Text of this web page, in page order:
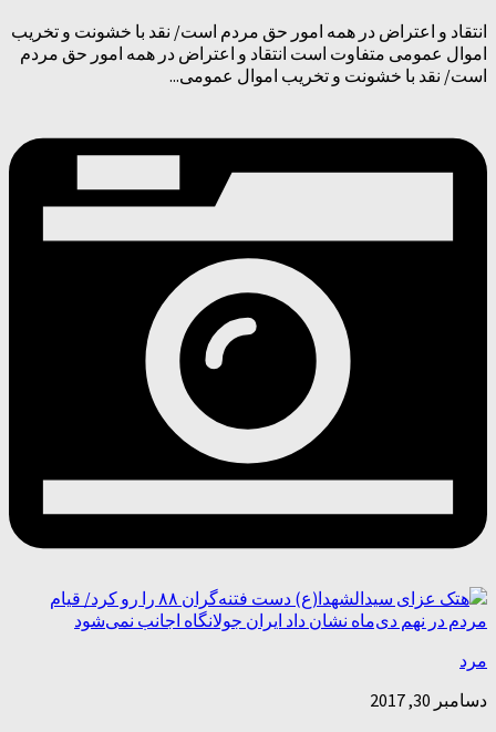
انتقاد و اعتراض در همه امور حق مردم است/ نقد با خشونت و تخریب
اموال عمومی متفاوت است انتقاد و اعتراض در همه امور حق مردم
است/ نقد با خشونت و تخریب اموال عمومی...
مرد
دسامبر 30, 2017